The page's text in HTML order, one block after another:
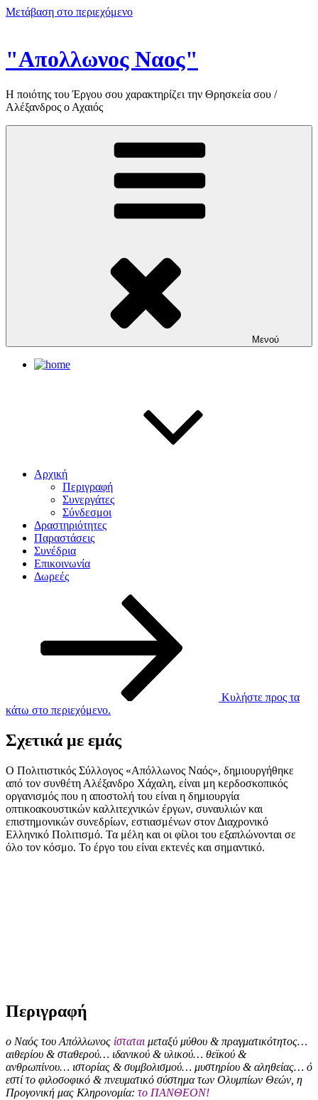
Μετάβαση στο περιεχόμενο
"Απολλωνος Ναος"
Η ποιότης του Έργου σου χαρακτηρίζει την Θρησκεία σου /
Αλέξανδρος ο Αχαιός
Μενού
Αρχική
Περιγραφή
Συνεργάτες
Σύνδεσμοι
Δραστηριότητες
Παραστάσεις
Συνέδρια
Επικοινωνία
Δωρεές
Κυλήστε προς τα
κάτω στο περιεχόμενο.
Σχετικά με εμάς
Ο Πολιτιστικός Σύλλογος «Απόλλωνος Ναός», δημιουργήθηκε
από τον συνθέτη Αλέξανδρο Χάχαλη, είναι μη κερδοσκοπικός
οργανισμός που η αποστολή του είναι η δημιουργία
οπτικοακουστικών καλλιτεχνικών έργων, συναυλιών και
επιστημονικών συνεδρίων, εστιασμένων στον Διαχρονικό
Ελληνικό Πολιτισμό. Τα μέλη και οι φίλοι του εξαπλώνονται σε
όλο τον κόσμο. Το έργο του είναι εκτενές και σημαντικό.
Περιγραφή
ο Ναός του Απόλλωνος ίσταται μεταξύ μύθου & πραγματικότητος…
αιθερίου & σταθερού… ιδανικού & υλικού… θεϊκού &
ανθρωπίνου… ιστορίας & συμβολισμού… μυστηρίου & αληθείας… ό
εστί το φιλοσοφικό & πνευματικό σύστημα των Ολυμπίων Θεών, η
Προγονική μας Κληρονομία: το ΠΑΝΘΕΟΝ!